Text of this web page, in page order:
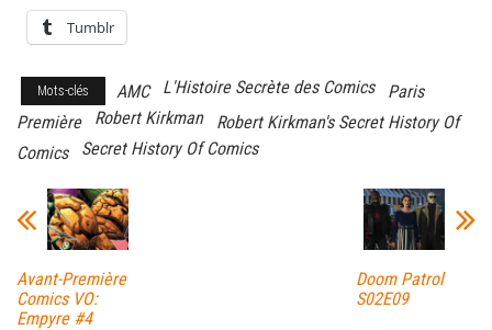
Tumblr
Mots-clés AMC L'Histoire Secrète des Comics
Paris
Première
Robert Kirkman
Robert Kirkman's Secret History Of
Comics
Secret History Of Comics
Avant-Première
Comics VO:
Empyre #4
Doom Patrol
S02E09